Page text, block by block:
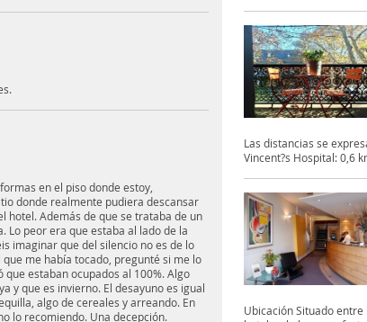
en el piso donde estoy,
donde realmente pudiera descansar
hotel. Además de que se trataba de un
Lo peor era que estaba al lado de la
imaginar que del silencio no es de lo
me había tocado, pregunté si me lo
estaban ocupados al 100%. Algo
y que es invierno. El desayuno es igual
algo de cereales y arreando. En
lo recomiendo. Una decepción.
Las distancias se
Vincent?s Hospital: 0,6
Ubicación Situado